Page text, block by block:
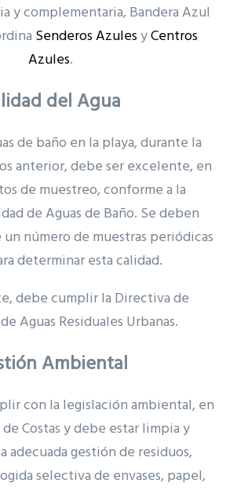
y complementaria, Bandera Azul
Senderos AzulesyCentros
Azules.
del Agua
de baño en la playa, durante la
anterior, debe ser excelente, en
de muestreo, conforme a la
de Aguas de Baño. Se deben
número de muestras periódicas
determinar esta calidad.
debe cumplir la Directiva de
Aguas Residuales Urbanas.
Ambiental
con la legislación ambiental, en
Costas y debe estar limpia y
adecuada gestión de residuos,
selectiva de envases, papel,